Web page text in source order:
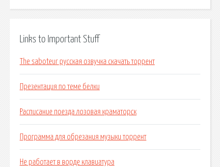
Links to Important Stuff
The saboteur русская озвучка скачать торрент
Презентация по теме белки
Расписание поезда лозовая краматорск
Программа для обрезания музыки торрент
Не работает в ворде клавиатура